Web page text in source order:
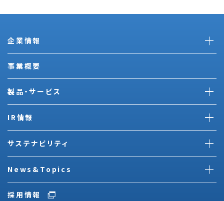
企業情報
事業概要
製品・サービス
IR情報
サステナビリティ
News&Topics
採用情報